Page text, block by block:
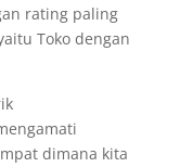
rating paling
Toko dengan
dimana kita